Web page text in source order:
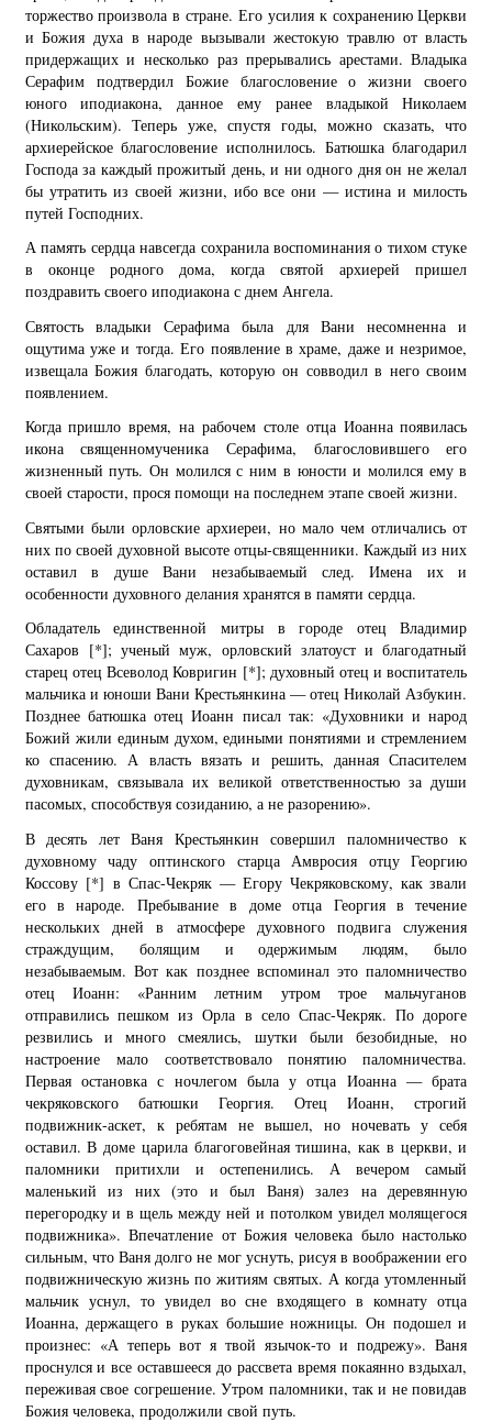
торжество произвола в стране. Его усилия к сохранению Церкви
и Божия духа в народе вызывали жестокую травлю от власть
придержащих и несколько раз прерывались арестами. Владыка
Серафим подтвердил Божие благословение о жизни своего
юного иподиакона, данное ему ранее владыкой Николаем
(Никольским). Теперь уже, спустя годы, можно сказать, что
архиерейское благословение исполнилось. Батюшка благодарил
Господа за каждый прожитый день, и ни одного дня он не желал
бы утратить из своей жизни, ибо все они — истина и милость
путей Господних.
А память сердца навсегда сохранила воспоминания о тихом стуке
в оконце родного дома, когда святой архиерей пришел
поздравить своего иподиакона с днем Ангела.
Святость владыки Серафима была для Вани несомненна и
ощутима уже и тогда. Его появление в храме, даже и незримое,
извещала Божия благодать, которую он совводил в него своим
появлением.
Когда пришло время, на рабочем столе отца Иоанна появилась
икона священномученика Серафима, благословившего его
жизненный путь. Он молился с ним в юности и молился ему в
своей старости, прося помощи на последнем этапе своей жизни.
Святыми были орловские архиереи, но мало чем отличались от
них по своей духовной высоте отцы-священники. Каждый из них
оставил в душе Вани незабываемый след. Имена их и
особенности духовного делания хранятся в памяти сердца.
Обладатель единственной митры в городе отец Владимир
Сахаров [*]; ученый муж, орловский златоуст и благодатный
старец отец Всеволод Ковригин [*]; духовный отец и воспитатель
мальчика и юноши Вани Крестьянкина — отец Николай Азбукин.
Позднее батюшка отец Иоанн писал так: «Духовники и народ
Божий жили единым духом, едиными понятиями и стремлением
ко спасению. А власть вязать и решить, данная Спасителем
духовникам, связывала их великой ответственностью за души
пасомых, способствуя созиданию, а не разорению».
В десять лет Ваня Крестьянкин совершил паломничество к
духовному чаду оптинского старца Амвросия отцу Георгию
Коссову [*] в Спас-Чекряк — Егору Чекряковскому, как звали
его в народе. Пребывание в доме отца Георгия в течение
нескольких дней в атмосфере духовного подвига служения
страждущим, болящим и одержимым людям, было
незабываемым. Вот как позднее вспоминал это паломничество
отец Иоанн: «Ранним летним утром трое мальчуганов
отправились пешком из Орла в село Спас-Чекряк. По дороге
резвились и много смеялись, шутки были безобидные, но
настроение мало соответствовало понятию паломничества.
Первая остановка с ночлегом была у отца Иоанна — брата
чекряковского батюшки Георгия. Отец Иоанн, строгий
подвижник-аскет, к ребятам не вышел, но ночевать у себя
оставил. В доме царила благоговейная тишина, как в церкви, и
паломники притихли и остепенились. А вечером самый
маленький из них (это и был Ваня) залез на деревянную
перегородку и в щель между ней и потолком увидел молящегося
подвижника». Впечатление от Божия человека было настолько
сильным, что Ваня долго не мог уснуть, рисуя в воображении его
подвижническую жизнь по житиям святых. А когда утомленный
мальчик уснул, то увидел во сне входящего в комнату отца
Иоанна, держащего в руках большие ножницы. Он подошел и
произнес: «А теперь вот я твой язычок-то и подрежу». Ваня
проснулся и все оставшееся до рассвета время покаянно вздыхал,
переживая свое согрешение. Утром паломники, так и не повидав
Божия человека, продолжили свой путь.